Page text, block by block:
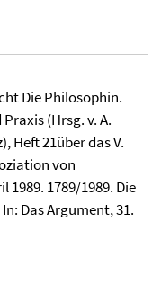
Die Philosophin.
(Hrsg. v. A.
Heft 21über das V.
von
1989. 1789/1989. Die
Das Argument, 31.